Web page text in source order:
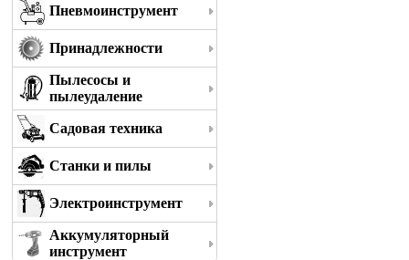
Пневмоинструмент
Принадлежности
Пылесосы и
пылеудаление
Садовая техника
Станки и пилы
Электроинструмент
Аккумуляторный
инструмент